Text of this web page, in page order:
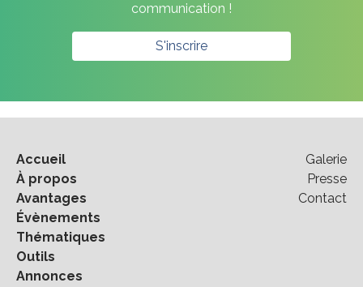
communication !
S'inscrire
Accueil
À propos
Avantages
Évènements
Thématiques
Outils
Annonces
Galerie
Presse
Contact